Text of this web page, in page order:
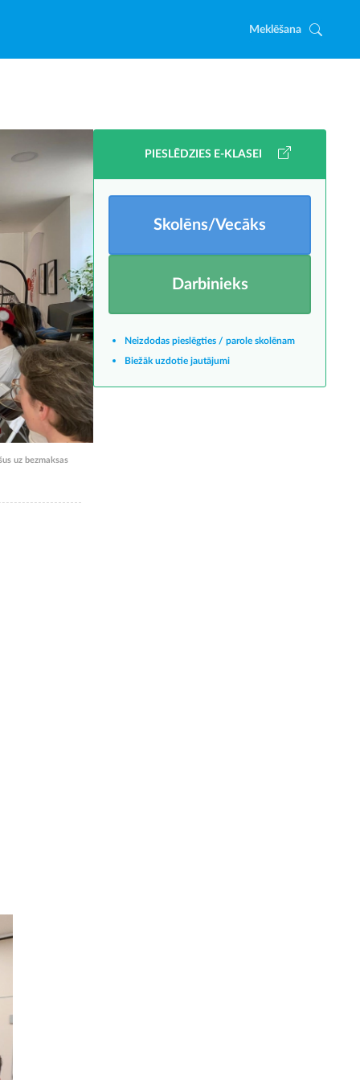
Meklēšana
uz bezmaksas
PIESLĒDZIES E-KLASEI
Skolēns/Vecāks
Darbinieks
Neizdodas pieslēgties / parole skolēnam
Biežāk uzdotie jautājumi